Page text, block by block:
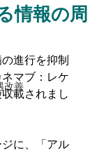
改善
情報の周
進行を抑制
マブ：レケ
載されまし
に、「アル